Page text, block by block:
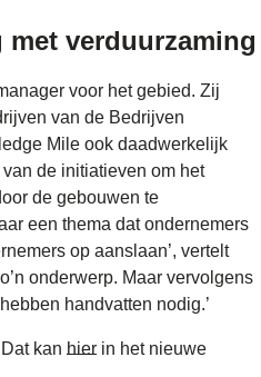
met verduurzaming
voor het gebied. Zij
van de Bedrijven
Mile ook daadwerkelijk
de initiatieven om het
de gebouwen te
een thema dat ondernemers
op aanslaan’, vertelt
onderwerp. Maar vervolgens
handvatten nodig.’
kan hier in het nieuwe